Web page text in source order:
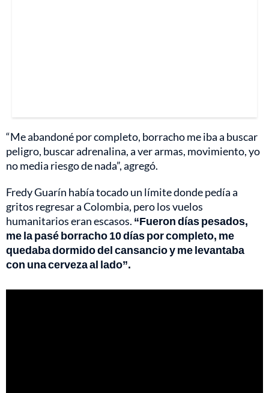
“Me abandoné por completo, borracho me iba a buscar
peligro, buscar adrenalina, a ver armas, movimiento, yo
no media riesgo de nada”, agregó.
Fredy Guarín había tocado un límite donde pedía a
gritos regresar a Colombia, pero los vuelos
humanitarios eran escasos. “Fueron días pesados,
me la pasé borracho 10 días por completo, me
quedaba dormido del cansancio y me levantaba
con una cerveza al lado”.